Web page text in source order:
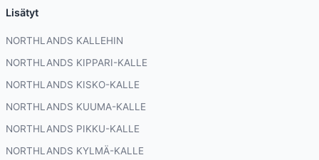
Lisätyt
NORTHLANDS KALLEHIN
NORTHLANDS KIPPARI-KALLE
NORTHLANDS KISKO-KALLE
NORTHLANDS KUUMA-KALLE
NORTHLANDS PIKKU-KALLE
NORTHLANDS KYLMÄ-KALLE